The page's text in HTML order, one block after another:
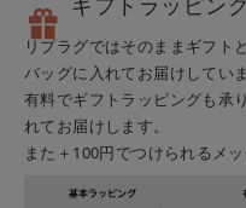
リプラグではそのままギフト
バッグに入れてお届けしていま
有料でギフトラッピングも承
れてお届けします。
また＋100円でつけられるメ